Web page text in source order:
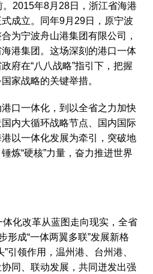
2015年8月28日，浙江省海港
成立。同年9月29日，原宁波
为宁波舟山港集团有限公司，
港集团。这场深刻的港口一体
府在“八八战略”指引下，把握
家战略的关键举措。
口一体化，到以全省之力加快
内大循环战略节点、国内国际
以一体化发展为牵引，突破地
炼“硬核”力量，奋力推进世界
化改革从蓝图走向现实，全省
形成“一体两翼多联”发展新格
引领作用，温州港、台州港、
同、联动发展，共同迸发出强